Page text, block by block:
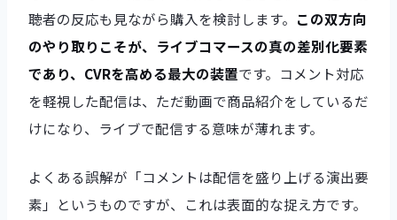
聴者の反応も見ながら購入を検討します。 この双方向
のやり取りこそが、ライブコマースの真の差別化要素
であり、CVRを高める最大の装置です。コメント対応
を軽視した配信は、ただ動画で商品紹介をしているだ
けになり、ライブで配信する意味が薄れます。
よくある誤解が「コメントは配信を盛り上げる演出要
素」というものですが、これは表面的な捉え方です。